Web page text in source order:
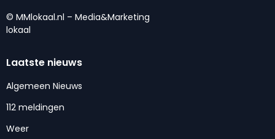
© MMlokaal.nl – Media&Marketing
lokaal
Laatste nieuws
Algemeen Nieuws
112 meldingen
Weer